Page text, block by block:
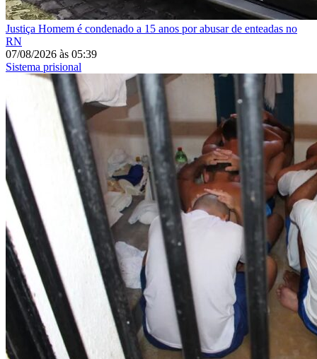
Justiça Homem é condenado a 15 anos por abusar de enteadas no
RN
07/08/2026 às 05:39
Sistema prisional